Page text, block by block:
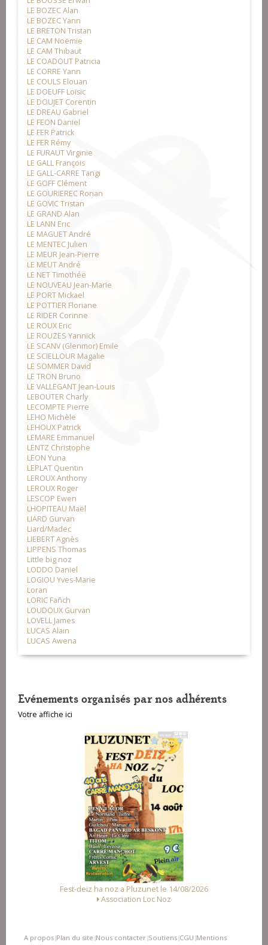
LE BOZEC Alan
LE BOZEC Yann
LE BRETON Tristan
LE CAM Noëmie
LE CAM Thibaut
LE COADOUT Patricia
LE CORRE Yann
LE COULS Elouan
LE DOEUFF Loisic
LE DOUJET Corentin
LE DREAU Gabriel
LE FEON Daniel
LE FER Patrick
LE FER Rémy
LE FURAUT Virginie
LE GALL François
LE GALL-CARRE Tangi
LE GOFF Clément
LE GOURIEREC Ronan
LE GOVIC Tristan
LE GRAND Alan
LE LANN Eric
LE MAGUET André
LE MENTEC Julien
LE MEUR Jean-Pierre
LE MEUT André
LE NET Timothée
LE NOUVEAU Jean-Marie
LE PORT Mickael
LE POTTIER Floriane
LE RIDER Corinne
LE ROUX Eric
LE ROUZES Yannick
LE SCANV (Glenmor) Emile
LE SCIELLOUR Magalie
LE SOMMER David
LE TRON Bruno
LE VALLEGANT Jean-Louis
LEBOUTER Charly
LECOMPTE Pierre
LEHO Michèle
LEHOUX Patrick
LEMARE Emmanuel
LENTZ Christophe
LEON Yuna
LEPLAT Quentin
LEROUX Anthony
LEROUX Roger
LESCOP Ewen
LHOPITEAU Maël
LIARD Gurvan
Liard/Madec
LIEBERT Agnès
LIPPENS Thomas
Little big noz
LODDO Daniel
LOGIOU Yves-Marie
Loran
LORIC Fañch
LOUDOUX Gurvan
LOVELL James
LUCAS Alain
LUCAS Awena
Evénements organisés par nos adhérents
Votre affiche ici
le 14/08/2026
Fest Noz a Arzal le 15/08/2026
Alliance des Associations d'Arzal
A propos |Plan du site |Nous contacter |Soutiens |CGU |Mentions